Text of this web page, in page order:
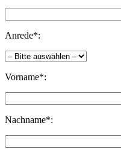
Anrede*:
Vorname*:
Nachname*: